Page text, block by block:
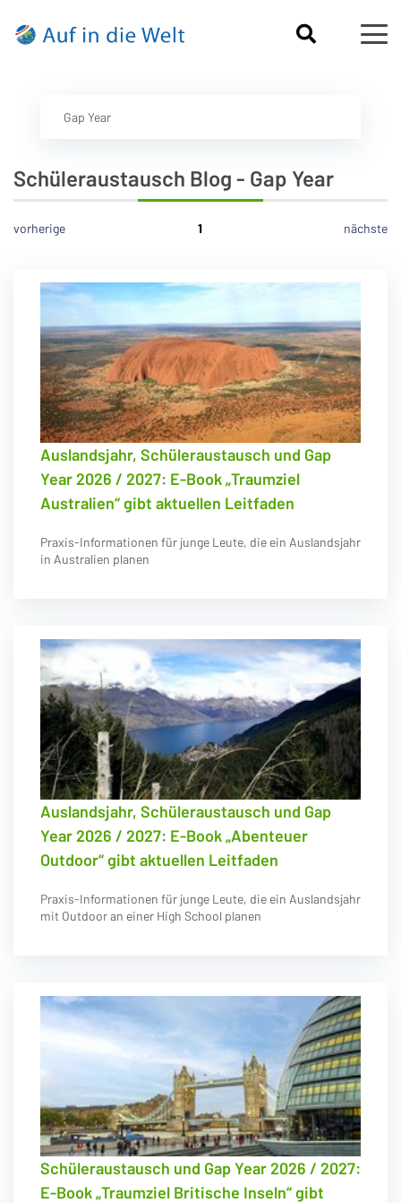
Gap Year
Schüleraustausch Blog - Gap Year
vorherige 1 nächste
Auslandsjahr, Schüleraustausch und Gap
Year 2026 / 2027: E-Book „Traumziel
Australien“ gibt aktuellen Leitfaden
Praxis-Informationen für junge Leute, die ein Auslandsjahr
in Australien planen
Auslandsjahr, Schüleraustausch und Gap
Year 2026 / 2027: E-Book „Abenteuer
Outdoor“ gibt aktuellen Leitfaden
Praxis-Informationen für junge Leute, die ein Auslandsjahr
mit Outdoor an einer High School planen
Schüleraustausch und Gap Year 2026 / 2027:
E-Book „Traumziel Britische Inseln“ gibt